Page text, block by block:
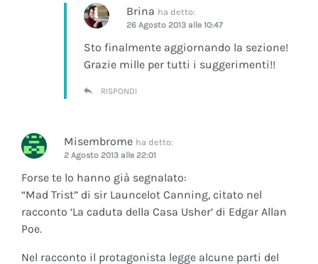
Brina ha detto:
26 Agosto 2013 alle 10:47
Sto finalmente aggiornando la sezione!
Grazie mille per tutti i suggerimenti!!
RISPONDI
Misembrome ha detto:
2 Agosto 2013 alle 22:01
Forse te lo hanno già segnalato:
“Mad Trist” di sir Launcelot Canning, citato nel
racconto ‘La caduta della Casa Usher’ di Edgar Allan
Poe.
Nel racconto il protagonista legge alcune parti del